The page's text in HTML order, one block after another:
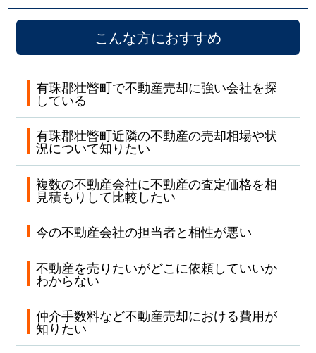
こんな方におすすめ
有珠郡壮瞥町で不動産売却に強い会社を探
している
有珠郡壮瞥町近隣の不動産の売却相場や状
況について知りたい
複数の不動産会社に不動産の査定価格を相
見積もりして比較したい
今の不動産会社の担当者と相性が悪い
不動産を売りたいがどこに依頼していいか
わからない
仲介手数料など不動産売却における費用が
知りたい